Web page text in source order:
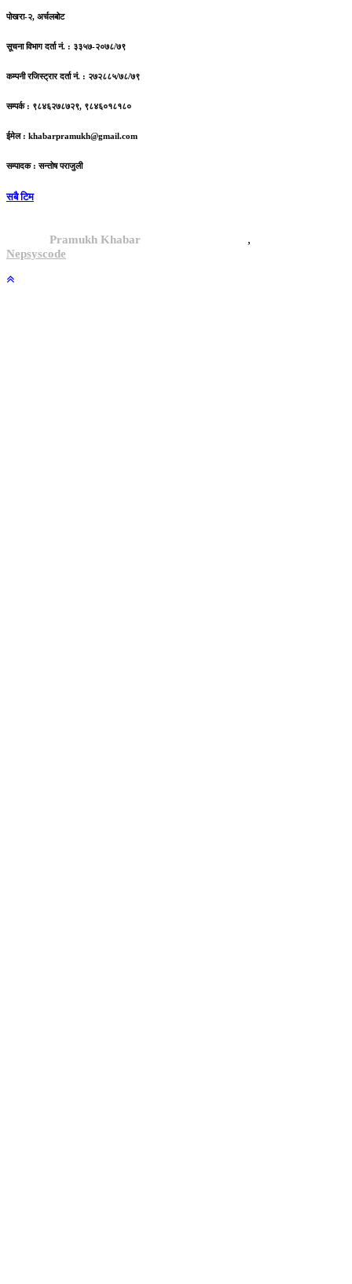
पोखरा-२, अर्चलबोट
सूचना विभाग दर्ता नं. : ३३५७-२०७८/७९
कम्पनी रजिस्ट्रार दर्ता नं. : २७२८८५/७८/७९
सम्पर्क : ९८४६२७८७२९, ९८४६०१८१८०
ईमेल : khabarpramukh@gmail.com
सम्पादक : सन्तोष पराजुली
सबै टिम
Pramukh Khabar, All rights reserved. ,
Nepsyscode